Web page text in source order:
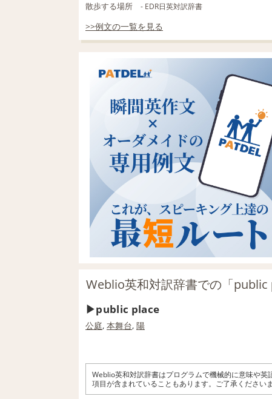
散歩する場所 - EDR日英対訳辞書
>>例文の一覧を見る
Weblio英和対訳辞書での「public
public place
公庭, 本舞台, 陽
Weblio英和対訳辞書はプログラムで機械的に意味や英
項目が含まれていることもあります。ご了承くださいま